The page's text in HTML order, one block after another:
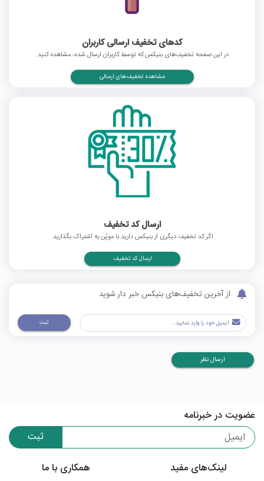
کدهای تخفیف ارسالی کاربران
در این صفحه تخفیف‌های بنیکس که توسط کاربران ارسال شده، مشاهده کنید.
مشاهده تخفیف‌های ارسالی
ارسال کد تخفیف
اگر کد تخفیف دیگری از بنیکس دارید با موپُن به اشتراک بگذارید.
ارسال کد تخفیف
از آخرین تخفیف‌های بنیکس خبر دار شوید
ثبت
ارسال نظر
عضویت در خبرنامه
ثبت
لینک‌های مفید
همکاری با ما